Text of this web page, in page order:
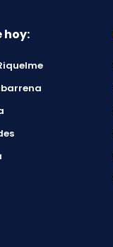
hoy: